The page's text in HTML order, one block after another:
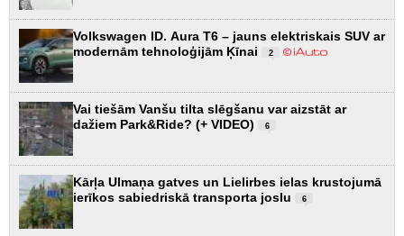
Volkswagen ID. Aura T6 – jauns elektriskais SUV ar
modernām tehnoloģijām Ķīnai
2
Vai tiešām Vanšu tilta slēgšanu var aizstāt ar
dažiem Park&Ride? (+ VIDEO)
6
Kārļa Ulmaņa gatves un Lielirbes ielas krustojumā
ierīkos sabiedriskā transporta joslu
6